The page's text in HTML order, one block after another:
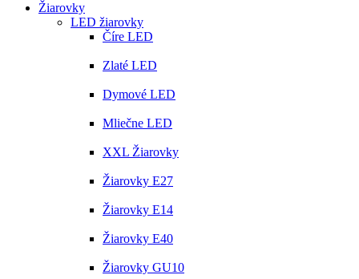
Žiarovky
LED žiarovky
Číre LED
Zlaté LED
Dymové LED
Mliečne LED
XXL Žiarovky
Žiarovky E27
Žiarovky E14
Žiarovky E40
Žiarovky GU10